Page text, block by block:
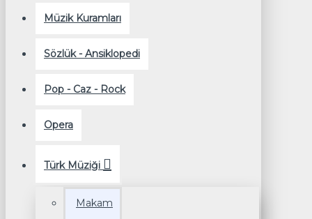
Müzik Kuramları
Sözlük - Ansiklopedi
Pop - Caz - Rock
Opera
Türk Müziği
Makam